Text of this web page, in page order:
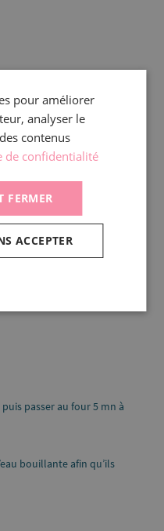
l’œuf.
puis dans la chapelure
passer au four 5 mn à
bouillante afin qu’ils
pour améliorer
analyser le
contenus
de confidentialité
FERMER
ACCEPTER